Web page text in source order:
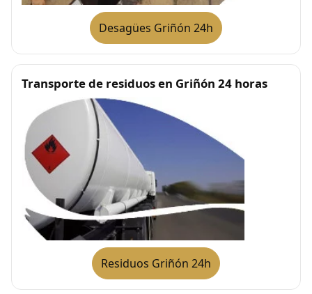
Desagües Griñón 24h
Transporte de residuos en Griñón 24 horas
Residuos Griñón 24h